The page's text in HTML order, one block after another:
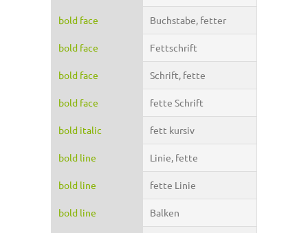
bold face Buchstabe, fetter
bold face Fettschrift
bold face Schrift, fette
bold face fette Schrift
bold italic fett kursiv
bold line Linie, fette
bold line fette Linie
bold line Balken